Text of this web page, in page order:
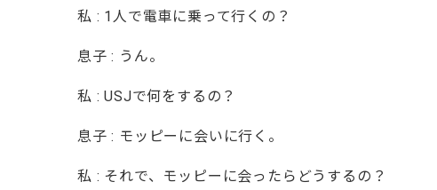
私 : 1人で電車に乗って行くの？
息子 : うん。
私 : USJで何をするの？
息子 : モッピーに会いに行く。
私 : それで、モッピーに会ったらどうするの？